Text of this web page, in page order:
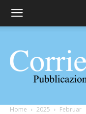
Home 2025 Februar